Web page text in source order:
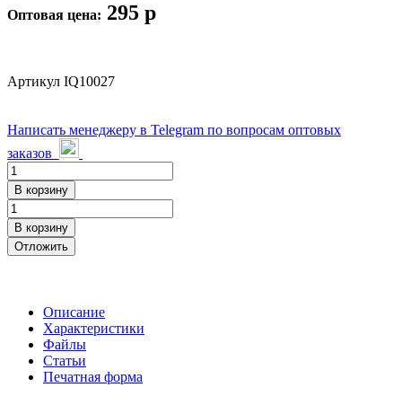
Оптовая цена: 295 p
Артикул IQ10027
Написать менеджеру в Telegram по вопросам оптовых
заказов
В корзину
В корзину
Отложить
Описание
Характеристики
Файлы
Статьи
Печатная форма